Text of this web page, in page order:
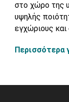
στο χώρο της
υψηλής
εγχώριους και
Περισσότερα